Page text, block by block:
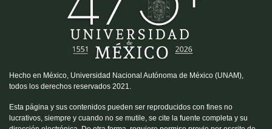
Hecho en México, Universidad Nacional Autónoma de México (UNAM),
todos los derechos reservados 2021.
Esta página y sus contenidos pueden ser reproducidos con fines no
lucrativos, siempre y cuando no se mutile, se cite la fuente completa y su